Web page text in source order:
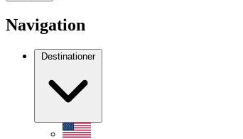
Navigation
Destinationer